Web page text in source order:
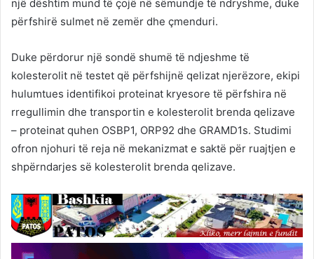
një dështim mund të çojë në sëmundje të ndryshme, duke
përfshirë sulmet në zemër dhe çmenduri.
Duke përdorur një sondë shumë të ndjeshme të
kolesterolit në testet që përfshijnë qelizat njerëzore, ekipi
hulumtues identifikoi proteinat kryesore të përfshira në
rregullimin dhe transportin e kolesterolit brenda qelizave
– proteinat quhen OSBP1, ORP92 dhe GRAMD1s. Studimi
ofron njohuri të reja në mekanizmat e saktë për ruajtjen e
shpërndarjes së kolesterolit brenda qelizave.